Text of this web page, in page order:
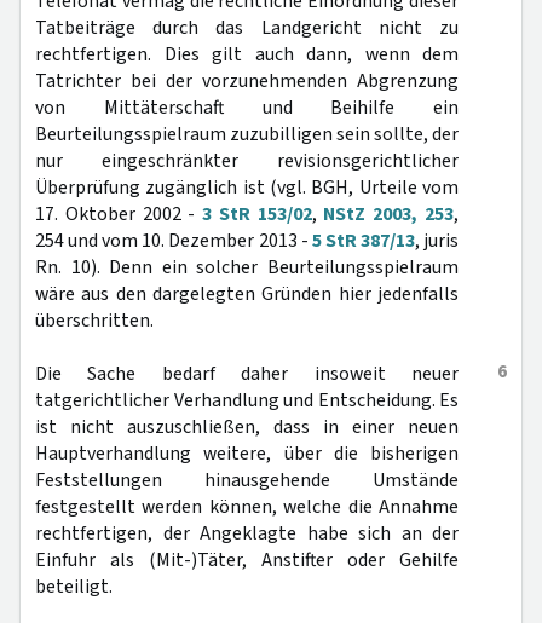
Tatbeiträge durch das Landgericht nicht zu
rechtfertigen. Dies gilt auch dann, wenn dem
Tatrichter bei der vorzunehmenden Abgrenzung
von Mittäterschaft und Beihilfe ein
Beurteilungsspielraum zuzubilligen sein sollte, der
nur eingeschränkter revisionsgerichtlicher
Überprüfung zugänglich ist (vgl. BGH, Urteile vom
17. Oktober 2002 -3 StR 153/02, NStZ 2003, 253,
254 und vom 10. Dezember 2013 -5 StR 387/13, juris
Rn. 10). Denn ein solcher Beurteilungsspielraum
wäre aus den dargelegten Gründen hier jedenfalls
überschritten.
6
Die Sache bedarf daher insoweit neuer
tatgerichtlicher Verhandlung und Entscheidung. Es
ist nicht auszuschließen, dass in einer neuen
Hauptverhandlung weitere, über die bisherigen
Feststellungen hinausgehende Umstände
festgestellt werden können, welche die Annahme
rechtfertigen, der Angeklagte habe sich an der
Einfuhr als (Mit-)Täter, Anstifter oder Gehilfe
beteiligt.